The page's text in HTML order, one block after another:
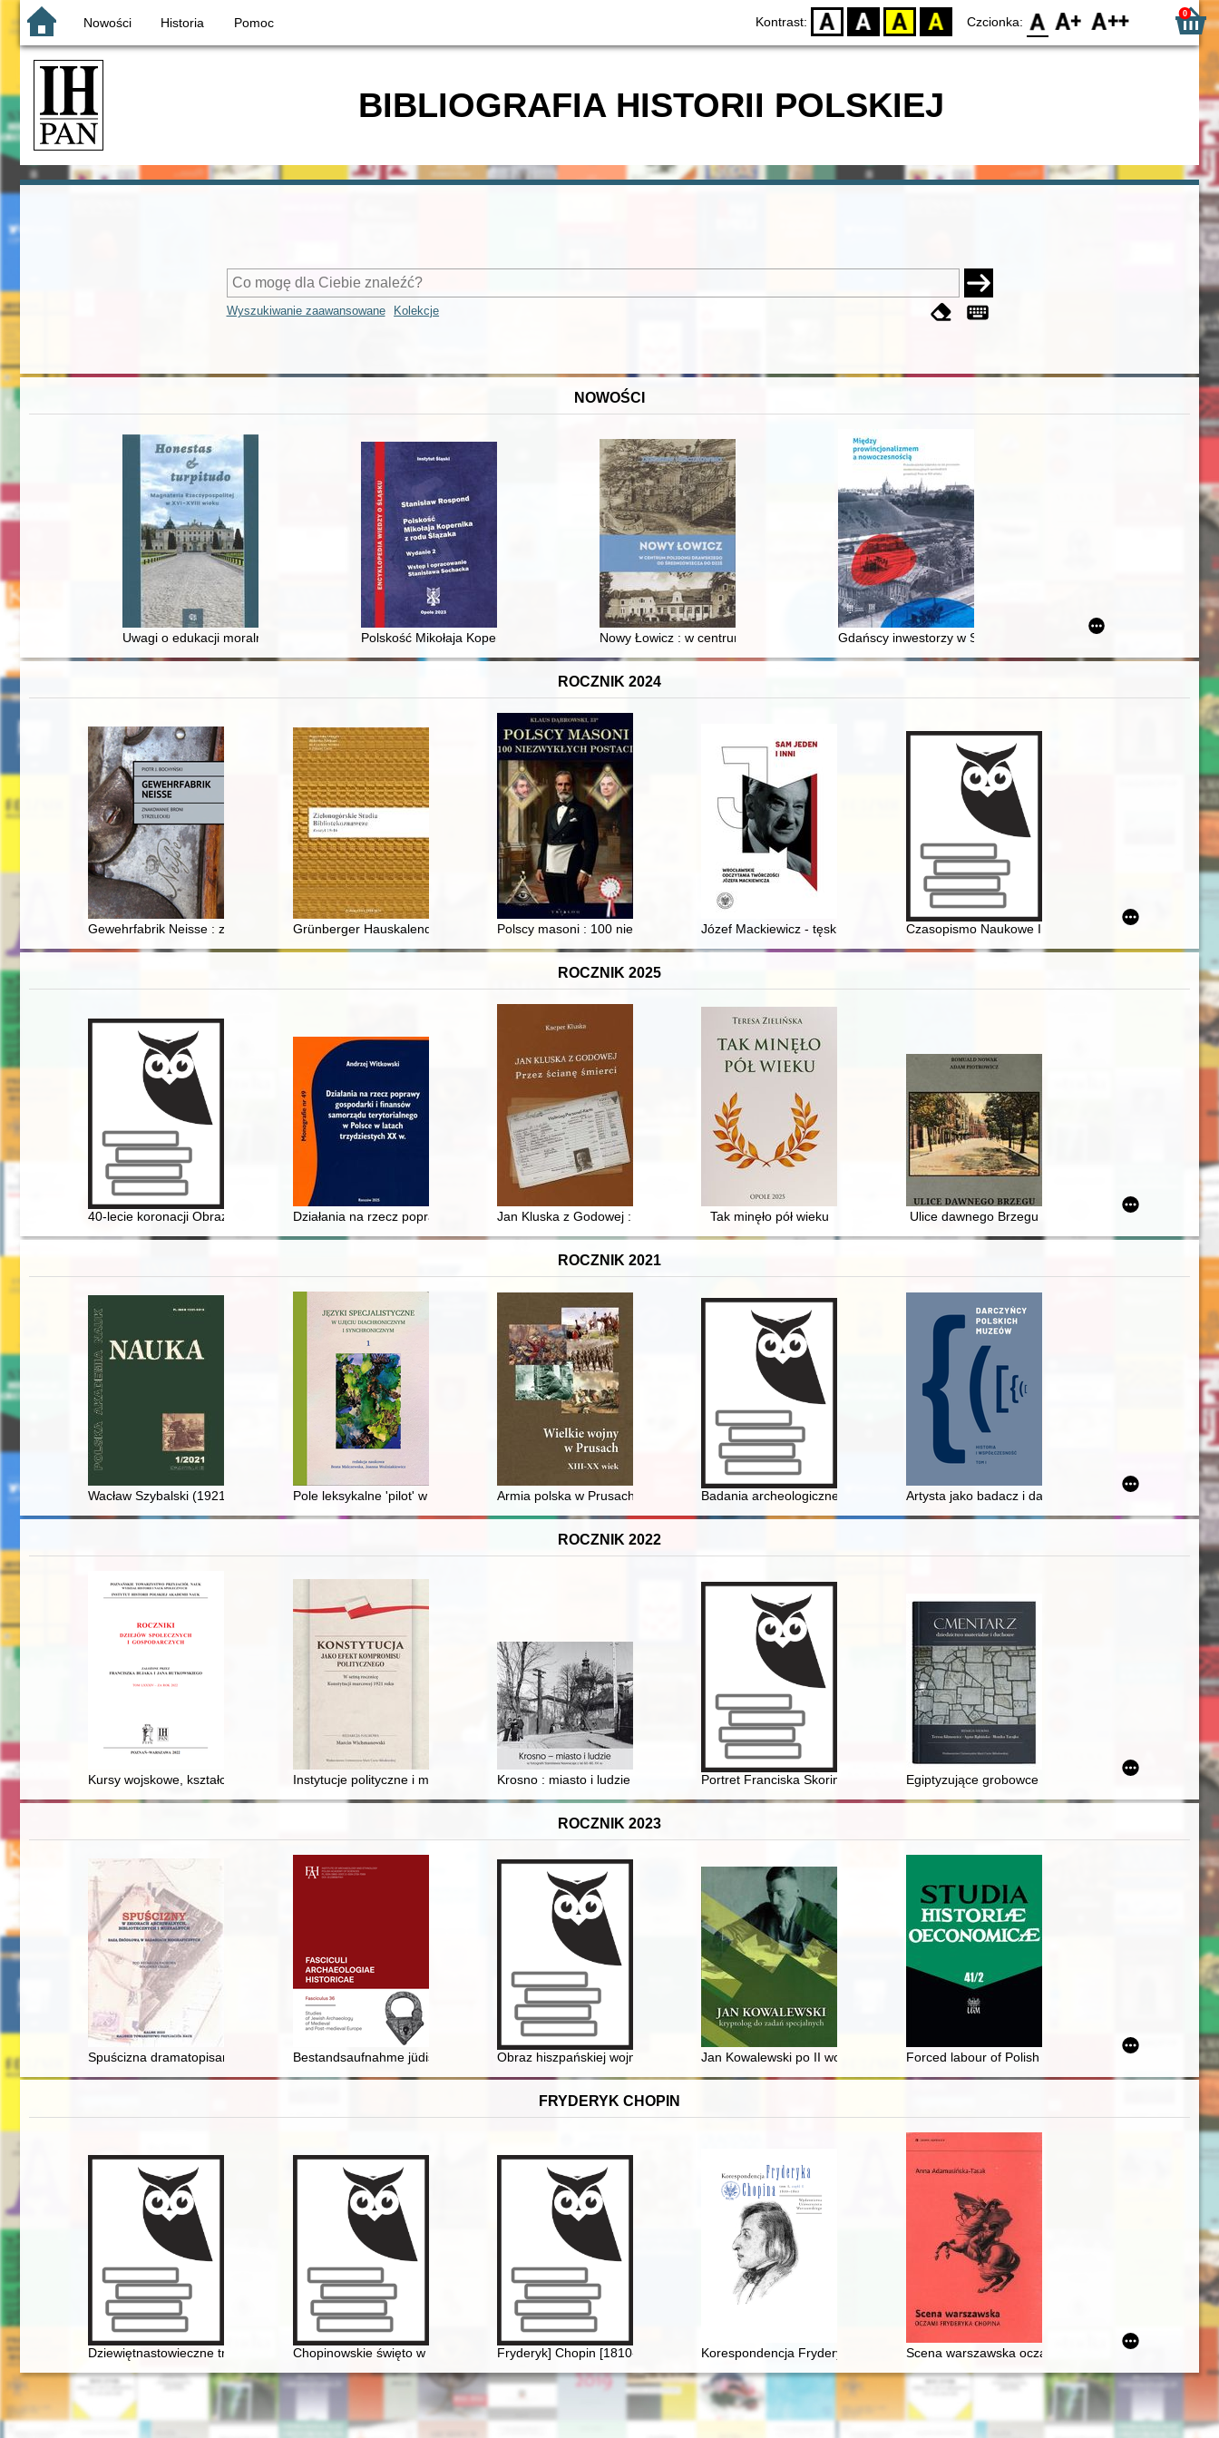
Nowości Historia Pomoc Kontrast: D BW YB BY Czcionka: F0 F1 F2 0
BIBLIOGRAFIA HISTORII POLSKIEJ
Wyszukiwanie zaawansowane Kolekcje
NOWOŚCI
Uwagi o edukacji moralnej synów szlacheckich w XVI-wiecznej Rzeczypospolitej
Polskość Mikołaja Kopernika z rodu ŚlązakaNowy Łowicz : w centrum poligonu drawskiego od średniowiecza do dziśGdańscy inwestorzy w Sopocie : prestiż finansowy i towarzyski
ROCZNIK 2024
Gewehrfabrik Neisse : znakowanie broni strzeleckiejGrünberger Hauskalender” w monograficznym ujęciu Agnieszki Dylewskiej
Polscy masoni : 100 niezwykłych postaciJózef Mackiewicz - tęsknota za imperium : kilka refleksjiCzasopismo Naukowe Instytutu Studiów Kobiecych.
ROCZNIK 2025
40-lecie koronacji Obrazu Matki Bożej Płonkowskiej w Płonce KościelnejDziałania na rzecz poprawy gospodarki i finansów samorządu terytorialnego w Polsce w latach trzydziestych XX w
Jan Kluska z Godowej : przez ścianę śmierciTak minęło pół wieku Ulice dawnego Brzegu
ROCZNIK 2021
Wacław Szybalski (1921-2020) Pole leksykalne 'pilot' w języku angielskim - 100 lat historiiArmia polska w Prusach w latach 1830-1833Badania archeologiczne Artysta jako badacz i darczyńca muzeum
ROCZNIK 2022
Kursy wojskowe, kształcenie zawodowe oraz praktyka rzemieślnicza uczestników emigracji polistopadowej we Francji w latach 1831-1834
Instytucje polityczne i mechanizmy ustrojowe w projektach konstytucji państwa polskiego w latach 1917-1921
Krosno : miasto i ludzie w fotografii Stanisława Nawracaja z lat 60.-80. XX w
Portret Franciska Skoriny : k 550-letiû so dnâ roždeniâ knigoizdatelâ : (1470-2020) =
Egiptyzujące grobowce na polskich cmentarzach :
ROCZNIK 2023
Spuścizna dramatopisarza Jerzego Szaniawskiego (1886-1970) w Zduńskiej Woli
Bestandsaufnahme jüdischer Friedhöfe und ihrer Relikte zwischen Oberschlesien und Kleinpolen : ausgewählte Fragen
Obraz hiszpańskiej wojny domowej na łamach "Wiadomości Literackich". Cz. 1
Jan Kowalewski po II wojnie światowej : "East Europe and Soviet Russia"
Forced labour of Polish and Soviet children under
FRYDERYK CHOPIN
Dziewiętnastowieczne transkrypcje utworów Fryderyka Chopina. Aspekty historyczne, teoretyczne i estetyczne
Chopinowskie święto w Dusznikach Fryderyk] Chopin [1810-1849] Korespondencja Fryderyka Chopina. T. 3 cz. 1,Scena warszawska oczami Fryderyka Chopina